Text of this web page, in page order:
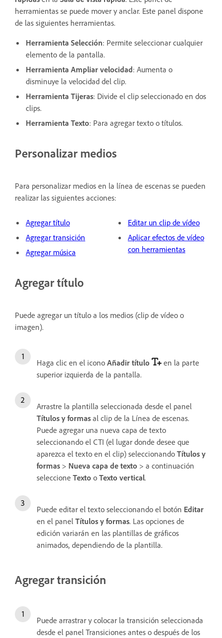
herramientas se puede mover y anclar. Este panel dispone
de las siguientes herramientas.
Herramienta Selección: Permite seleccionar cualquier
elemento de la pantalla.
Herramienta Ampliar velocidad: Aumenta o
disminuye la velocidad del clip.
Herramienta Tijeras: Divide el clip seleccionado en dos
clips.
Herramienta Texto: Para agregar texto o títulos.
Personalizar medios
Para personalizar medios en la línea de escenas se pueden
realizar las siguientes acciones:
Agregar título
Agregar transición
Agregar música
Editar un clip de vídeo
Aplicar efectos de vídeo
con herramientas
Agregar título
Puede agregar un título a los medios (clip de vídeo o
imagen).
Haga clic en el icono Añadir título
en la parte
superior izquierda de la pantalla.
Arrastre la plantilla seleccionada desde el panel
Títulos y formas al clip de la Línea de escenas.
Puede agregar una nueva capa de texto
seleccionando el CTI (el lugar donde desee que
aparezca el texto en el clip) seleccionando Títulos y
formas > Nueva capa de texto > a continuación
seleccione Texto o Texto vertical.
Puede editar el texto seleccionando el botón Editar
en el panel Títulos y formas. Las opciones de
edición variarán en las plantillas de gráficos
animados, dependiendo de la plantilla.
Agregar transición
Puede arrastrar y colocar la transición seleccionada
desde el panel Transiciones antes o después de los